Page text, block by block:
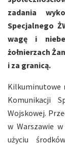
zadania
Specjalnego
wagę i
żołnierzach
i za granicą.
Kilkuminutowe
Komunikacji
Wojskowej.
w Warszawie
użyciu